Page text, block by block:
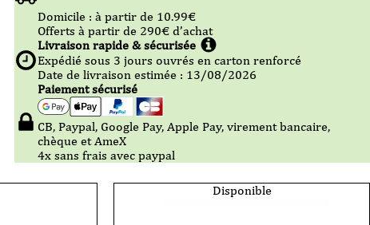
Domicile :à partir de 10.99€
Offerts à partir de 290€ d’achat
Livraison rapide & sécurisée
Expédié sous 3 jours ouvrés en carton renforcé
Date de livraison estimée : 13/08/2026
Paiement sécurisé
CB, Paypal, Google Pay, Apple Pay, virement bancaire,
chèque et AmeX
4x sans frais avec paypal
Disponible